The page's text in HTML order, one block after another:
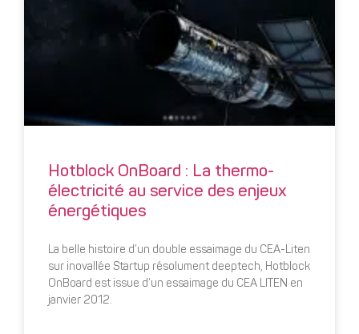
Hotblock OnBoard : La thermo-
électricité au service des enjeux
énergétiques
La belle histoire d’un double essaimage du CEA-Liten
sur inovallée Startup résolument deeptech, Hotblock
OnBoard est issue d’un essaimage du CEA LITEN en
janvier 2012.